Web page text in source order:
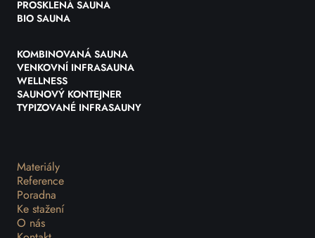
PROSKLENÁ SAUNA
BIO SAUNA
KOMBINOVANÁ SAUNA
VENKOVNÍ INFRASAUNA
WELLNESS
SAUNOVÝ KONTEJNER
TYPIZOVANÉ INFRASAUNY
Materiály
Reference
Poradna
Ke stažení
O nás